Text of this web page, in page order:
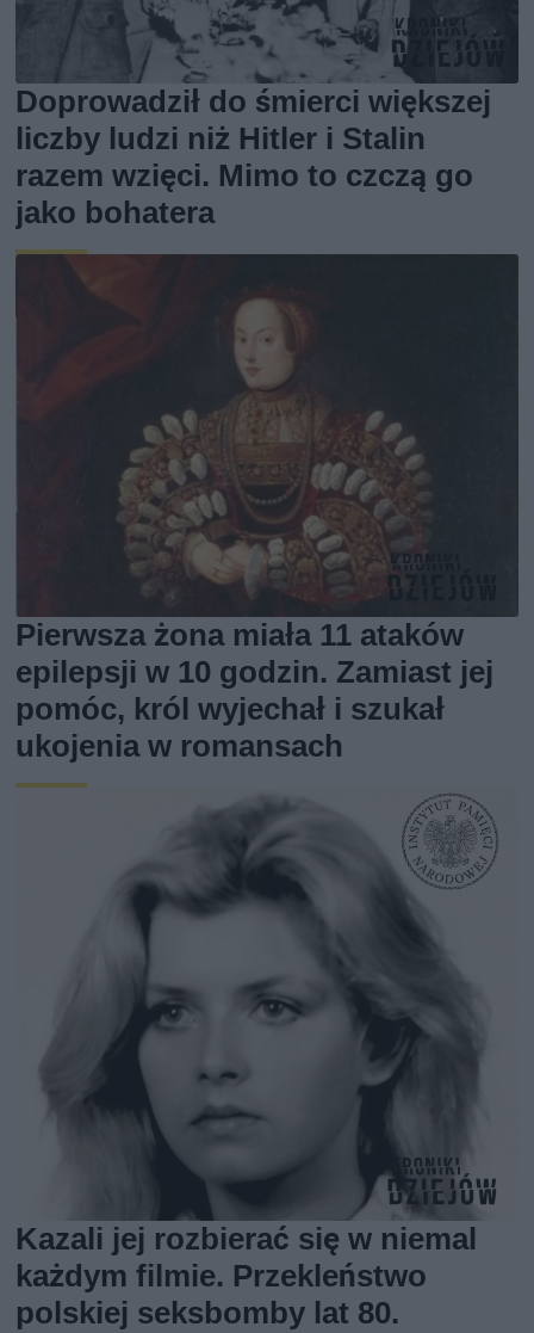
Doprowadził do śmierci większej
liczby ludzi niż Hitler i Stalin
razem wzięci. Mimo to czczą go
jako bohatera
Pierwsza żona miała 11 ataków
epilepsji w 10 godzin. Zamiast jej
pomóc, król wyjechał i szukał
ukojenia w romansach
Kazali jej rozbierać się w niemal
każdym filmie. Przekleństwo
polskiej seksbomby lat 80.